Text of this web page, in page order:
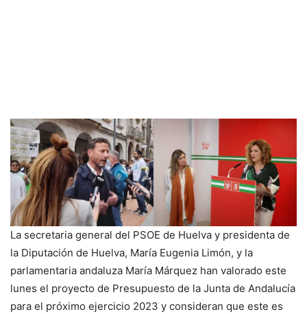
La secretaria general del PSOE de Huelva y presidenta de
la Diputación de Huelva, María Eugenia Limón, y la
parlamentaria andaluza María Márquez han valorado este
lunes el proyecto de Presupuesto de la Junta de Andalucía
para el próximo ejercicio 2023 y consideran que este es